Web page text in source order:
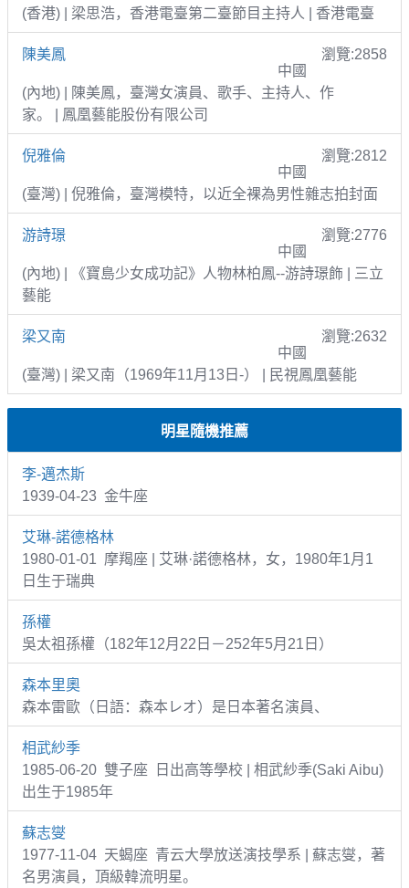
(香港) | 梁思浩，香港電臺第二臺節目主持人 | 香港電臺
陳美鳳
瀏覽:2858
中國
(內地) | 陳美鳳，臺灣女演員、歌手、主持人、作
家。 | 鳳凰藝能股份有限公司
倪雅倫
瀏覽:2812
中國
(臺灣) | 倪雅倫，臺灣模特，以近全裸為男性雜志拍封面
游詩璟
瀏覽:2776
中國
(內地) | 《寶島少女成功記》人物林柏鳳--游詩璟飾 | 三立
藝能
梁又南
瀏覽:2632
中國
(臺灣) | 梁又南（1969年11月13日-） | 民視鳳凰藝能
明星隨機推薦
李-邁杰斯
1939-04-23 金牛座
艾琳-諾德格林
1980-01-01 摩羯座 | 艾琳·諾德格林，女，1980年1月1
日生于瑞典
孫權
吳太祖孫權（182年12月22日－252年5月21日）
森本里奧
森本雷歐（日語：森本レオ）是日本著名演員、
相武紗季
1985-06-20 雙子座 日出高等學校 | 相武紗季(Saki Aibu)
出生于1985年
蘇志燮
1977-11-04 天蝎座 青云大學放送演技學系 | 蘇志燮，著
名男演員，頂級韓流明星。